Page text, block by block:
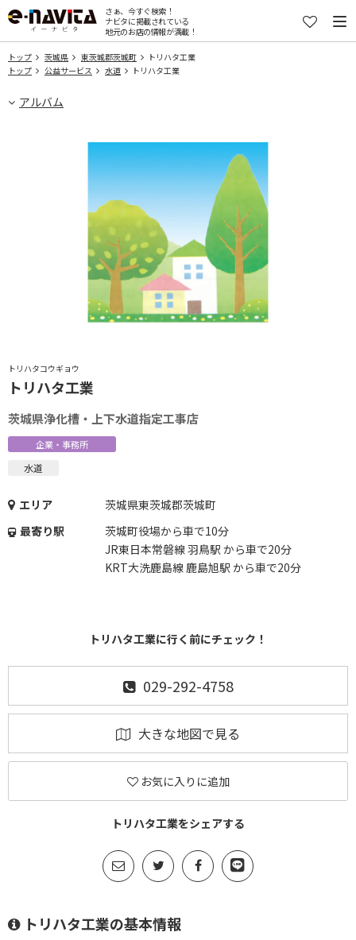
さぁ、今すぐ検索！
ナビタに掲載されている
地元のお店の情報が満載！
トップ 茨城県 東茨城郡茨城町
トリハタ工業
トップ
公益サービス 水道 トリハタ工業
アルバム
トリハタコウギョウ
トリハタ工業
茨城県浄化槽・上下水道指定工事店
企業・事務所
水道
エリア
茨城県東茨城郡茨城町
最寄り駅
茨城町役場から車で10分
JR東日本常磐線 羽鳥駅 から車で20分
KRT大洗鹿島線 鹿島旭駅 から車で20分
トリハタ工業に行く前にチェック！
029-292-4758
大きな地図で見る
お気に入りに追加
トリハタ工業をシェアする
トリハタ工業の基本情報